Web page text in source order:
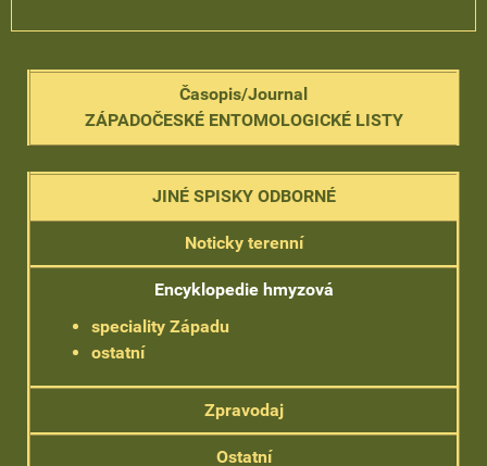
Časopis/Journal
ZÁPADOČESKÉ ENTOMOLOGICKÉ LISTY
JINÉ SPISKY ODBORNÉ
Noticky terenní
Encyklopedie hmyzová
speciality Západu
ostatní
Zpravodaj
Ostatní